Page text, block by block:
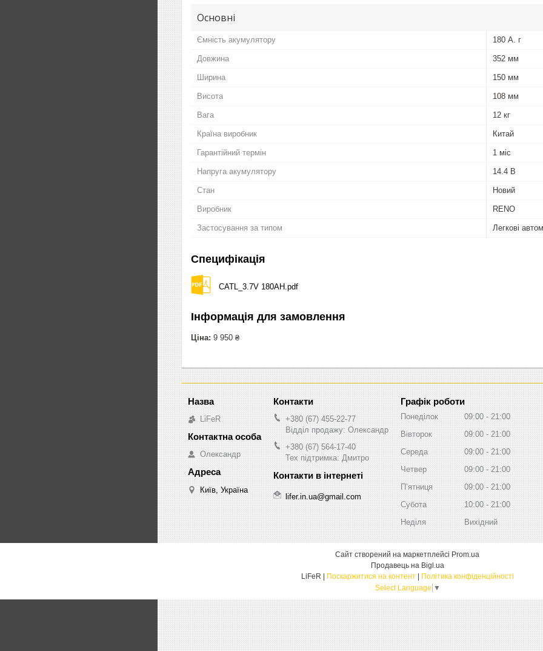
Основні
Ємність акумулятору 180 А. г
Довжина 352 мм
Ширина 150 мм
Висота 108 мм
Вага 12 кг
Країна виробник Китай
Гарантійний термін 1 міс
Напруга акумулятору 14.4 В
Стан Новий
Виробник RENO
Застосування за типом Легкові
Специфікація
CATL_3.7V 180AH.pdf
Інформація для замовлення
Ціна: 9 950 ₴
LiFeR
Олександр
Київ, Україна
+380 (67) 455-22-77
Відділ продажу: Олександр
+380 (67) 564-17-40
Тех підтримка: Дмитро
lifer.in.ua@gmail.com
Графік роботи
Понеділок 09:00
21:00
Вівторок
09:00
21:00
Середа
09:00
21:00
Четвер
09:00
21:00
Пʼятниця
09:00
21:00
Субота
10:00
21:00
Неділя
Вихідний
Сайт створений на маркетплейсі Prom.ua
Продавець на Bigl.ua
Поскаржитися на контент
Політика конфіденційності
Select Language ▼